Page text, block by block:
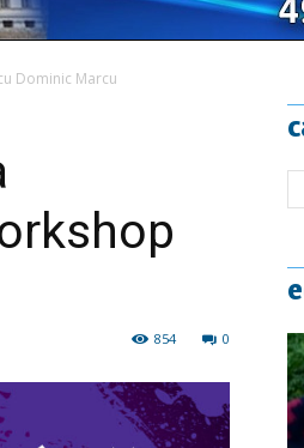
Dominic Marcu
0
854